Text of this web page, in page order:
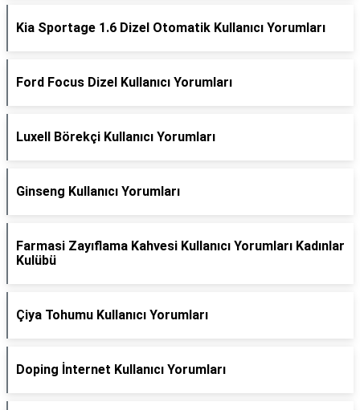
Kia Sportage 1.6 Dizel Otomatik Kullanıcı Yorumları
Ford Focus Dizel Kullanıcı Yorumları
Luxell Börekçi Kullanıcı Yorumları
Ginseng Kullanıcı Yorumları
Farmasi Zayıflama Kahvesi Kullanıcı Yorumları Kadınlar
Kulübü
Çiya Tohumu Kullanıcı Yorumları
Doping İnternet Kullanıcı Yorumları